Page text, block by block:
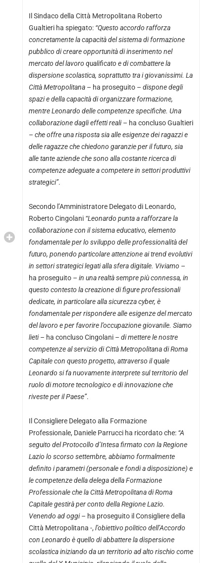
Il Sindaco della Città Metropolitana Roberto
Gualtieri ha spiegato: “Questo accordo rafforza
concretamente la capacità del sistema di formazione
pubblico di creare opportunità di inserimento nel
mercato del lavoro qualificato e di combattere la
dispersione scolastica, soprattutto tra i giovanissimi. La
Città Metropolitana– ha proseguito – dispone degli
spazi e della capacità di organizzare formazione,
mentre Leonardo delle competenze specifiche. Una
collaborazione dagli effetti reali– ha concluso Gualtieri
– che offre una risposta sia alle esigenze dei ragazzi e
delle ragazze che chiedono garanzie per il futuro, sia
alle tante aziende che sono alla costante ricerca di
competenze adeguate a competere in settori produttivi
strategici”.
Secondo l’Amministratore Delegato di Leonardo,
Roberto Cingolani “Leonardo punta a rafforzare la
collaborazione con il sistema educativo, elemento
fondamentale per lo sviluppo delle professionalità del
futuro, ponendo particolare attenzione ai trend evolutivi
in settori strategici legati alla sfera digitale. Viviamo –
ha proseguito – in una realtà sempre più connessa, in
questo contesto la creazione di figure professionali
dedicate, in particolare alla sicurezza cyber, è
fondamentale per rispondere alle esigenze del mercato
del lavoro e per favorire l’occupazione giovanile. Siamo
lieti– ha concluso Cingolani – di mettere le nostre
competenze al servizio di Città Metropolitana di Roma
Capitale con questo progetto, attraverso il quale
Leonardo si fa nuovamente interprete sul territorio del
ruolo di motore tecnologico e di innovazione che
riveste per il Paese”.
Il Consigliere Delegato alla Formazione
Professionale, Daniele Parrucci ha ricordato che: “A
seguito del Protocollo d’Intesa firmato con la Regione
Lazio lo scorso settembre, abbiamo formalmente
definito i parametri (personale e fondi a disposizione) e
le competenze della delega della Formazione
Professionale che la Città Metropolitana di Roma
Capitale gestirà per conto della Regione Lazio.
Venendo ad oggi– ha proseguito il Consigliere della
Città Metropolitana -, l’obiettivo politico dell’Accordo
con Leonardo è quello di abbattere la dispersione
scolastica iniziando da un territorio ad alto rischio come